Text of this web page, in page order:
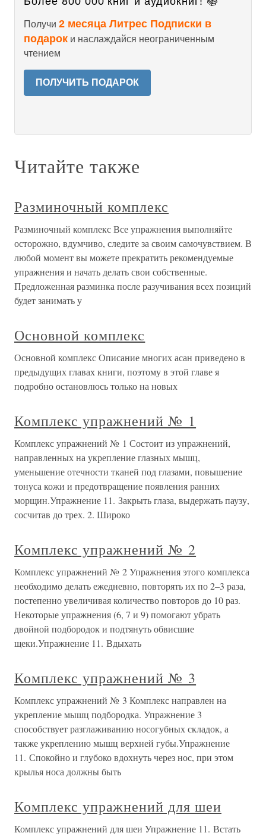
Получи 2 месяца Литрес Подписки в
подарок и наслаждайся неограниченным
чтением
ПОЛУЧИТЬ ПОДАРОК
Читайте также
Разминочный комплекс
Разминочный комплекс Все упражнения выполняйте
осторожно, вдумчиво, следите за своим самочувствием. В
любой момент вы можете прекратить рекомендуемые
упражнения и начать делать свои собственные.
Предложенная разминка после разучивания всех позиций
будет занимать у
Основной комплекс
Основной комплекс Описание многих асан приведено в
предыдущих главах книги, поэтому в этой главе я
подробно остановлюсь только на новых
Комплекс упражнений № 1
Комплекс упражнений № 1 Состоит из упражнений,
направленных на укрепление глазных мышц,
уменьшение отечности тканей под глазами, повышение
тонуса кожи и предотвращение появления ранних
морщин.Упражнение 11. Закрыть глаза, выдержать паузу,
сосчитав до трех. 2. Широко
Комплекс упражнений № 2
Комплекс упражнений № 2 Упражнения этого комплекса
необходимо делать ежедневно, повторять их по 2–3 раза,
постепенно увеличивая количество повторов до 10 раз.
Некоторые упражнения (6, 7 и 9) помогают убрать
двойной подбородок и подтянуть обвисшие
щеки.Упражнение 11. Вдыхать
Комплекс упражнений № 3
Комплекс упражнений № 3 Комплекс направлен на
укрепление мышц подбородка. Упражнение 3
способствует разглаживанию носогубных складок, а
также укреплению мышц верхней губы.Упражнение
11. Спокойно и глубоко вдохнуть через нос, при этом
крылья носа должны быть
Комплекс упражнений для шеи
Комплекс упражнений для шеи Упражнение 11. Встать